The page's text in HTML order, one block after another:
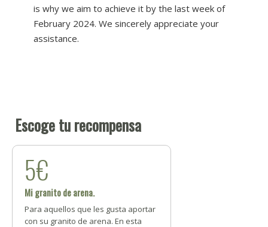
is why we aim to achieve it by the last week of
February 2024. We sincerely appreciate your
assistance.
Escoge tu recompensa
5€
Mi granito de arena.
Para aquellos que les gusta aportar
con su granito de arena. En esta